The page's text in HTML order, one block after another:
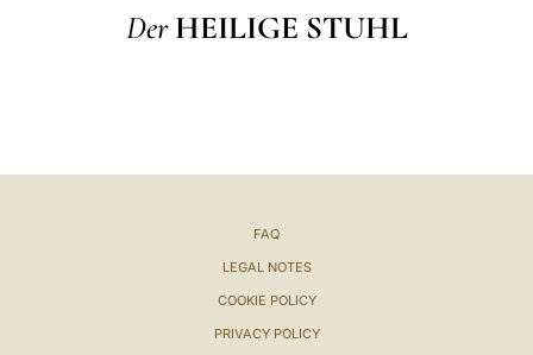
Der HEILIGE STUHL
FAQ
LEGAL NOTES
COOKIE POLICY
PRIVACY POLICY